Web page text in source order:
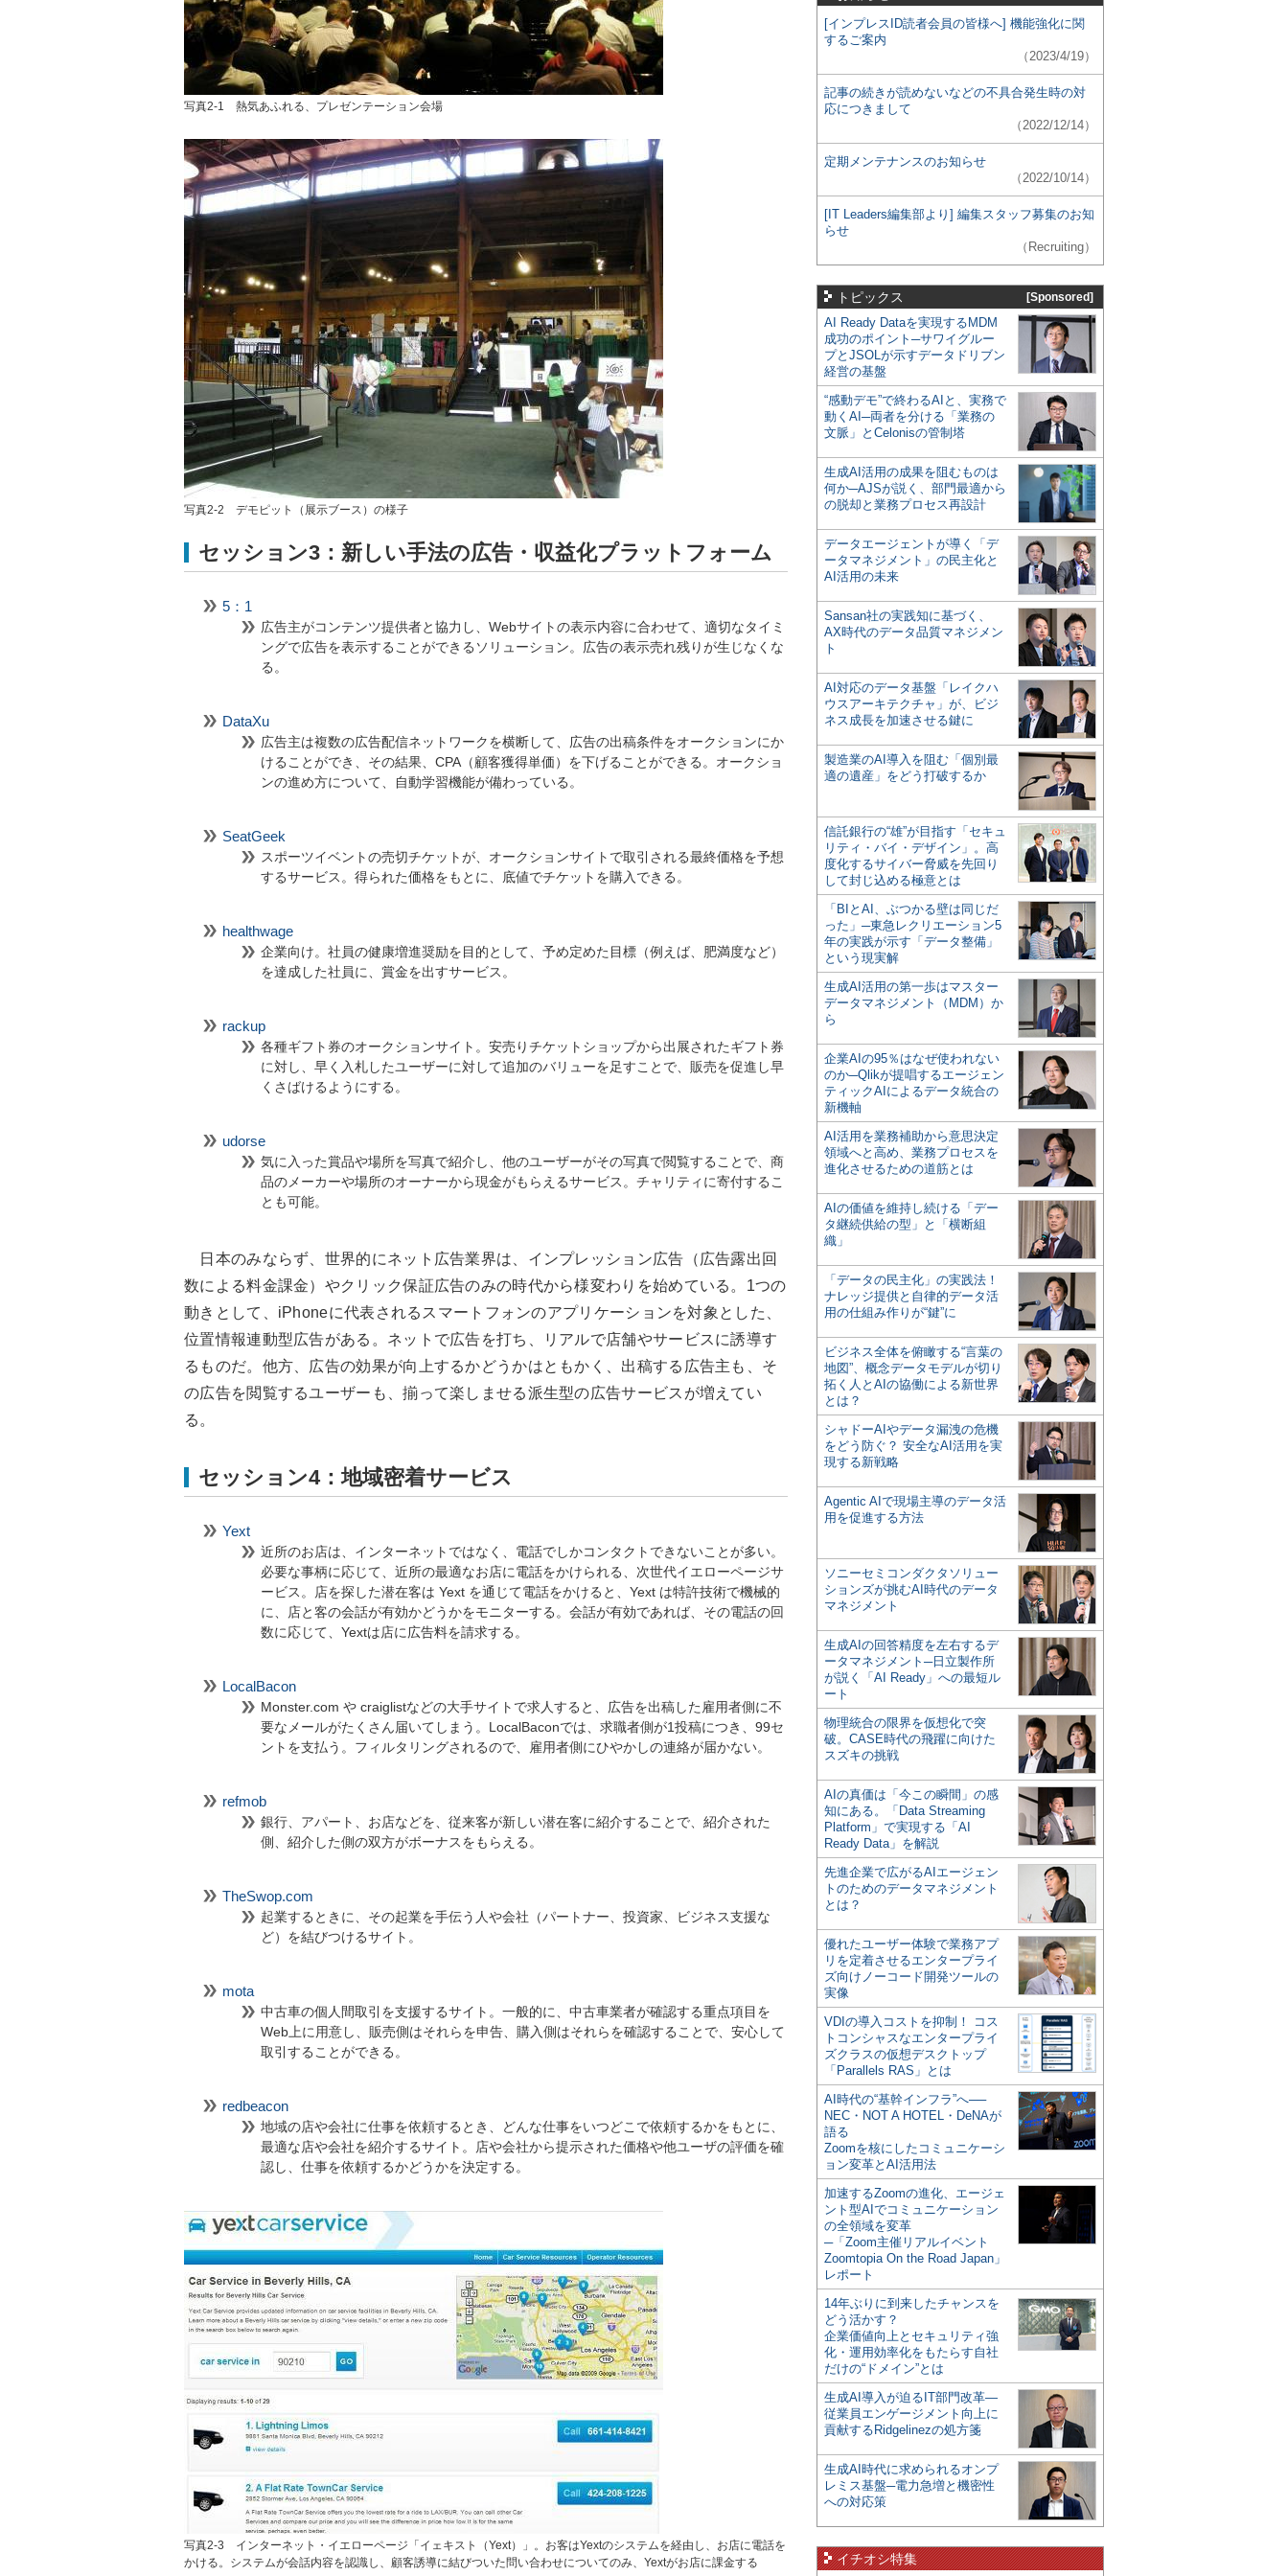
写真2-1 熱気あふれる、プレゼンテーション会場
写真2-2 デモピット（展示ブース）の様子
セッション3：新しい手法の広告・収益化プラットフォーム
5：1
広告主がコンテンツ提供者と協力し、Webサイトの表示内容に合わせて、適切なタイミ
ングで広告を表示することができるソリューション。広告の表示売れ残りが生じなくな
る。
DataXu
広告主は複数の広告配信ネットワークを横断して、広告の出稿条件をオークションにか
けることができ、その結果、CPA（顧客獲得単価）を下げることができる。オークショ
ンの進め方について、自動学習機能が備わっている。
SeatGeek
スポーツイベントの売切チケットが、オークションサイトで取引される最終価格を予想
するサービス。得られた価格をもとに、底値でチケットを購入できる。
healthwage
企業向け。社員の健康増進奨励を目的として、予め定めた目標（例えば、肥満度など）
を達成した社員に、賞金を出すサービス。
rackup
各種ギフト券のオークションサイト。安売りチケットショップから出展されたギフト券
に対し、早く入札したユーザーに対して追加のバリューを足すことで、販売を促進し早
くさばけるようにする。
udorse
気に入った賞品や場所を写真で紹介し、他のユーザーがその写真で閲覧することで、商
品のメーカーや場所のオーナーから現金がもらえるサービス。チャリティに寄付するこ
とも可能。
日本のみならず、世界的にネット広告業界は、インプレッション広告（広告露出回
数による料金課金）やクリック保証広告のみの時代から様変わりを始めている。1つの
動きとして、iPhoneに代表されるスマートフォンのアプリケーションを対象とした、
位置情報連動型広告がある。ネットで広告を打ち、リアルで店舗やサービスに誘導す
るものだ。他方、広告の効果が向上するかどうかはともかく、出稿する広告主も、そ
の広告を閲覧するユーザーも、揃って楽しませる派生型の広告サービスが増えてい
る。
セッション4：地域密着サービス
Yext
近所のお店は、インターネットではなく、電話でしかコンタクトできないことが多い。
必要な事柄に応じて、近所の最適なお店に電話をかけられる、次世代イエローページサ
ービス。店を探した潜在客は Yext を通じて電話をかけると、Yext は特許技術で機械的
に、店と客の会話が有効かどうかをモニターする。会話が有効であれば、その電話の回
数に応じて、Yextは店に広告料を請求する。
LocalBacon
Monster.com や craiglistなどの大手サイトで求人すると、広告を出稿した雇用者側に不
要なメールがたくさん届いてしまう。LocalBaconでは、求職者側が1投稿につき、99セ
ントを支払う。フィルタリングされるので、雇用者側にひやかしの連絡が届かない。
refmob
銀行、アパート、お店などを、従来客が新しい潜在客に紹介することで、紹介された
側、紹介した側の双方がボーナスをもらえる。
TheSwop.com
起業するときに、その起業を手伝う人や会社（パートナー、投資家、ビジネス支援な
ど）を結びつけるサイト。
mota
中古車の個人間取引を支援するサイト。一般的に、中古車業者が確認する重点項目を
Web上に用意し、販売側はそれらを申告、購入側はそれらを確認することで、安心して
取引することができる。
redbeacon
地域の店や会社に仕事を依頼するとき、どんな仕事をいつどこで依頼するかをもとに、
最適な店や会社を紹介するサイト。店や会社から提示された価格や他ユーザの評価を確
認し、仕事を依頼するかどうかを決定する。
写真2-3 インターネット・イエローページ「イェキスト（Yext）」。お客はYextのシステムを経由し、お店に電話を
かける。システムが会話内容を認識し、顧客誘導に結びついた問い合わせについてのみ、Yextがお店に課金する
[インプレスID読者会員の皆様へ] 機能強化に関
するご案内
（2023/4/19）
記事の続きが読めないなどの不具合発生時の対
応につきまして
（2022/12/14）
定期メンテナンスのお知らせ
（2022/10/14）
[IT Leaders編集部より] 編集スタッフ募集のお知
らせ
（Recruiting）
トピックス [Sponsored]
AI Ready Dataを実現するMDM
成功のポイント─サワイグルー
プとJSOLが示すデータドリブン
経営の基盤
“感動デモ”で終わるAIと、実務で
動くAI─両者を分ける「業務の
文脈」とCelonisの管制塔
生成AI活用の成果を阻むものは
何か─AJSが説く、部門最適から
の脱却と業務プロセス再設計
データエージェントが導く「デ
ータマネジメント」の民主化と
AI活用の未来
Sansan社の実践知に基づく、
AX時代のデータ品質マネジメン
ト
AI対応のデータ基盤「レイクハ
ウスアーキテクチャ」が、ビジ
ネス成長を加速させる鍵に
製造業のAI導入を阻む「個別最
適の遺産」をどう打破するか
信託銀行の“雄”が目指す「セキュ
リティ・バイ・デザイン」。高
度化するサイバー脅威を先回り
して封じ込める極意とは
「BIとAI、ぶつかる壁は同じだ
った」─東急レクリエーション5
年の実践が示す「データ整備」
という現実解
生成AI活用の第一歩はマスター
データマネジメント（MDM）か
ら
企業AIの95％はなぜ使われない
のか─Qlikが提唱するエージェン
ティックAIによるデータ統合の
新機軸
AI活用を業務補助から意思決定
領域へと高め、業務プロセスを
進化させるための道筋とは
AIの価値を維持し続ける「デー
タ継続供給の型」と「横断組
織」
「データの民主化」の実践法！
ナレッジ提供と自律的データ活
用の仕組み作りが“鍵”に
ビジネス全体を俯瞰する“言葉の
地図”、概念データモデルが切り
拓く人とAIの協働による新世界
とは？
シャドーAIやデータ漏洩の危機
をどう防ぐ？ 安全なAI活用を実
現する新戦略
Agentic AIで現場主導のデータ活
用を促進する方法
ソニーセミコンダクタソリュー
ションズが挑むAI時代のデータ
マネジメント
生成AIの回答精度を左右するデ
ータマネジメント─日立製作所
が説く「AI Ready」への最短ル
ート
物理統合の限界を仮想化で突
破。CASE時代の飛躍に向けた
スズキの挑戦
AIの真価は「今この瞬間」の感
知にある。「Data Streaming
Platform」で実現する「AI
Ready Data」を解説
先進企業で広がるAIエージェン
トのためのデータマネジメント
とは？
優れたユーザー体験で業務アプ
リを定着させるエンタープライ
ズ向けノーコード開発ツールの
実像
VDIの導入コストを抑制！ コス
トコンシャスなエンタープライ
ズクラスの仮想デスクトップ
「Parallels RAS」とは
AI時代の“基幹インフラ”へ──
NEC・NOT A HOTEL・DeNAが
語る
Zoomを核にしたコミュニケーシ
ョン変革とAI活用法
加速するZoomの進化、エージェ
ント型AIでコミュニケーション
の全領域を変革
─「Zoom主催リアルイベント
Zoomtopia On the Road Japan」
レポート
14年ぶりに到来したチャンスを
どう活かす？
企業価値向上とセキュリティ強
化・運用効率化をもたらす自社
だけの“ドメイン”とは
生成AI導入が迫るIT部門改革―
従業員エンゲージメント向上に
貢献するRidgelinezの処方箋
生成AI時代に求められるオンプ
レミス基盤─電力急増と機密性
への対応策
イチオシ特集